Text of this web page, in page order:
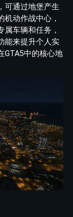
可通过地堡产生
动作战中心，
车辆和任务，
能来提升个人实
GTA5中的核心地